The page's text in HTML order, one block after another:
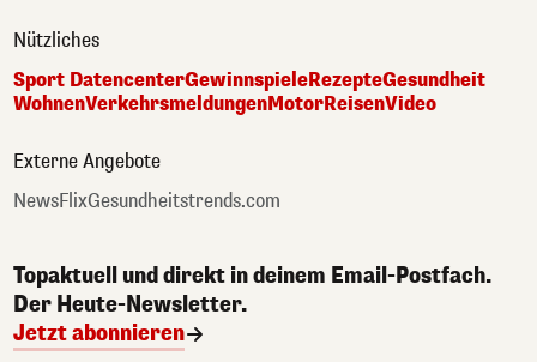
Nützliches
Sport DatencenterGewinnspieleRezepteGesundheit
WohnenVerkehrsmeldungenMotorReisenVideo
Externe Angebote
NewsFlixGesundheitstrends.com
Topaktuell und direkt in deinem Email-Postfach.
Der Heute-Newsletter.
Jetzt abonnieren